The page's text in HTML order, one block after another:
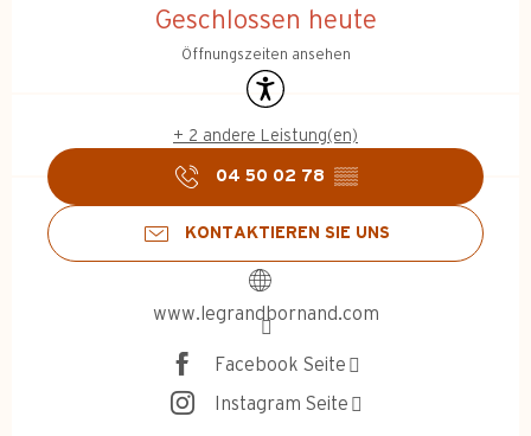
Geschlossen heute
Öffnungszeiten ansehen
Zugänglichkeit
+ 2 andere Leistung(en)
04 50 02 78 ▒▒
KONTAKTIEREN SIE UNS
www.legrandbornand.com
Facebook Seite
Instagram Seite